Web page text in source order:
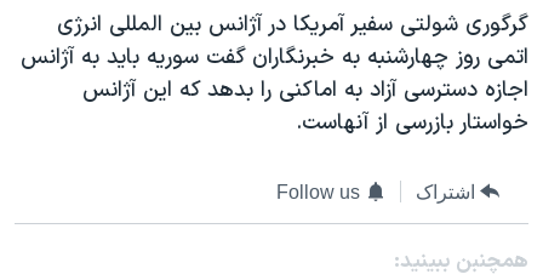
گرگوری شولتی سفير آمريکا در آژانس بين المللی انرژی
اتمی روز چهارشنبه به خبرنگاران گفت سوريه بايد به آژانس
اجازه دسترسی آزاد به اماکنی را بدهد که اين آژانس
خواستار بازرسی از آنهاست.
اشتراک Follow us
همچنبن ببینید: